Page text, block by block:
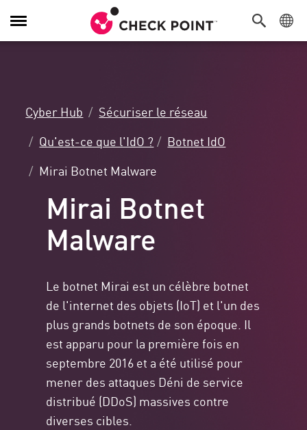
Navigation
dans
Cyber Hub
Sécuriser le réseau
Qu'est-ce que l'IdO ?
Botnet IdO
Mirai Botnet Malware
Mirai Botnet
Malware
Le botnet Mirai est un célèbre botnet
de l'internet des objets (IoT) et l'un des
plus grands botnets de son époque. Il
est apparu pour la première fois en
septembre 2016 et a été utilisé pour
mener des attaques Déni de service
distribué (DDoS) massives contre
diverses cibles.